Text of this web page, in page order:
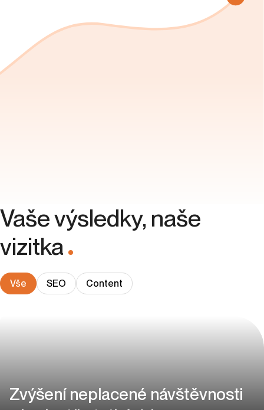
Vaše výsledky, naše
vizitka
.
Vše SEO Content
Zvýšení neplacené návštěvnosti